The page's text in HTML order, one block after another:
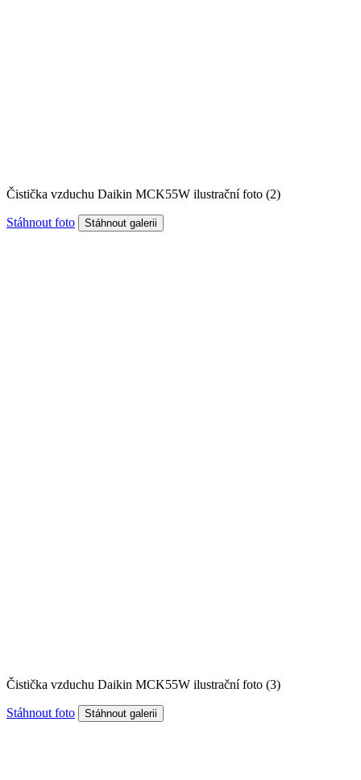
Čistička vzduchu Daikin MCK55W ilustrační foto (2)
Stáhnout foto
Čistička vzduchu Daikin MCK55W ilustrační foto (3)
Stáhnout foto